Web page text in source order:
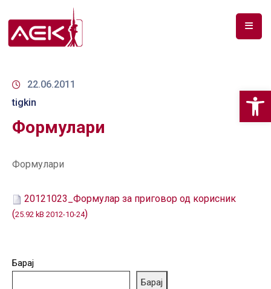
ЗА
ДОКУМЕНТИ
СПЕКТАР
АНАЛИЗА
22.06.2011
tigkin
Формулари
Формулари
20121023_Формулар за приговор од корисник
(25.92 kB 2012-10-24)
Барај
Барај